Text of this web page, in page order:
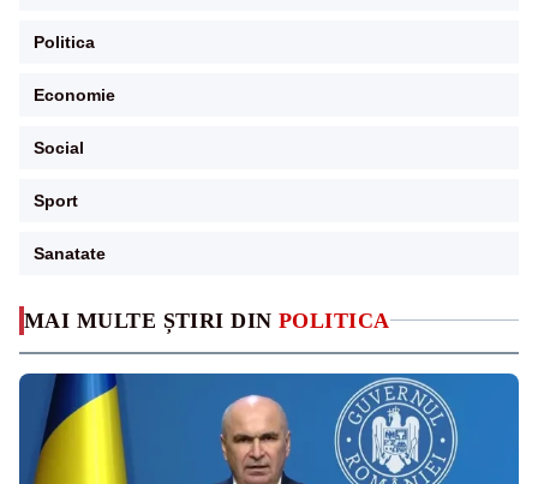
MAI MULTE ȘTIRI DIN POLITICA
Politica
Economie
Social
Sport
Sanatate